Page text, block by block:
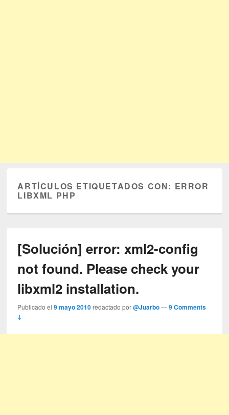
ARTÍCULOS ETIQUETADOS CON: ERROR
LIBXML PHP
[Solución] error: xml2-config
not found. Please check your
libxml2 installation.
Publicado el9 mayo 2010 redactado por@Juarbo —9 Comments
↓